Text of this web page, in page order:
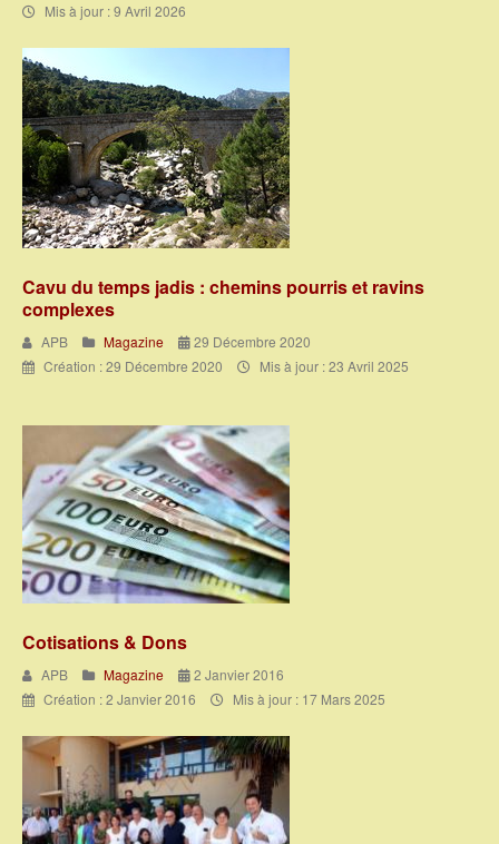
Mis à jour : 9 Avril 2026
Cavu du temps jadis : chemins pourris et ravins
complexes
APB Magazine
29 Décembre 2020
Création : 29 Décembre 2020
Mis à jour : 23 Avril 2025
Cotisations & Dons
APB Magazine
2 Janvier 2016
Création : 2 Janvier 2016
Mis à jour : 17 Mars 2025